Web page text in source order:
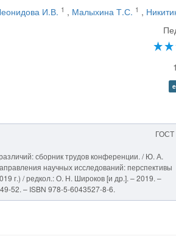
И.В. 1 , Малыхина Т.С. 1 ,
ГОСТ
сборник трудов конференции. / Ю. А.
научных исследований: перспективы
г.) / редкол.: О. Н. Широков [и др.]. – 2019. –
52. – ISBN 978-5-6043527-8-6.